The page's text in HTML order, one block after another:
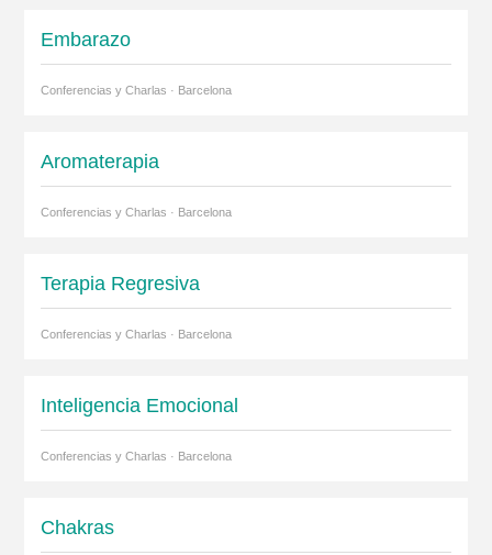
Embarazo
Conferencias y Charlas · Barcelona
Aromaterapia
Conferencias y Charlas · Barcelona
Terapia Regresiva
Conferencias y Charlas · Barcelona
Inteligencia Emocional
Conferencias y Charlas · Barcelona
Chakras